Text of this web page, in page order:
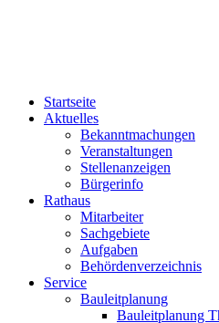
Startseite
Aktuelles
Bekanntmachungen
Veranstaltungen
Stellenanzeigen
Bürgerinfo
Rathaus
Mitarbeiter
Sachgebiete
Aufgaben
Behördenverzeichnis
Service
Bauleitplanung
Bauleitplanung